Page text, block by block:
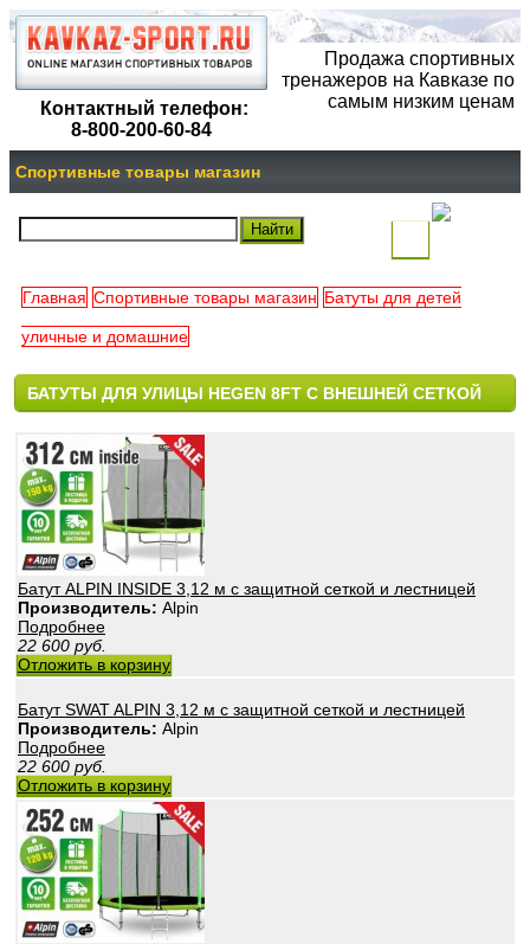
Контактный телефон:
8-800-200-60-84
Продажа спортивных
тренажеров на Кавказе по
самым низким ценам
Спортивные товары магазин
пуста
Главная Спортивные товары магазин Батуты для детей
уличные и домашние
БАТУТЫ ДЛЯ УЛИЦЫ HEGEN 8FT С ВНЕШНЕЙ СЕТКОЙ
Батут ALPIN INSIDE 3,12 м с защитной сеткой и лестницей
Производитель: Alpin
Подробнее
22 600 руб.
Отложить в корзину
Батут SWAT ALPIN 3,12 м с защитной сеткой и лестницей
Производитель: Alpin
Подробнее
22 600 руб.
Отложить в корзину